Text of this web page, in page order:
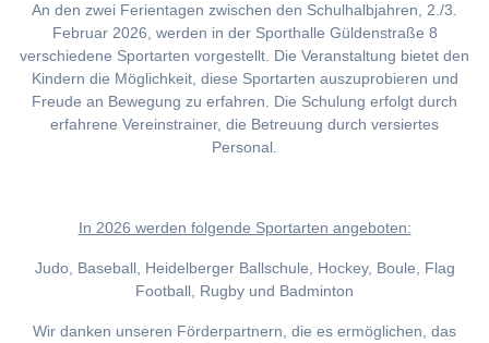
An den zwei Ferientagen zwischen den Schulhalbjahren, 2./3.
Februar 2026, werden in der Sporthalle Güldenstraße 8
verschiedene Sportarten vorgestellt. Die Veranstaltung bietet den
Kindern die Möglichkeit, diese Sportarten auszuprobieren und
Freude an Bewegung zu erfahren. Die Schulung erfolgt durch
erfahrene Vereinstrainer, die Betreuung durch versiertes
Personal.
In 2026 werden folgende Sportarten angeboten:
Judo, Baseball, Heidelberger Ballschule, Hockey, Boule, Flag
Football, Rugby und Badminton
Wir danken unseren Förderpartnern, die es ermöglichen, das